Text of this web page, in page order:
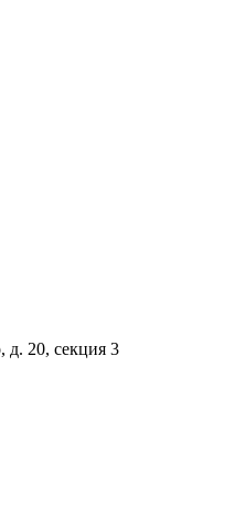
д. 20, секция 3